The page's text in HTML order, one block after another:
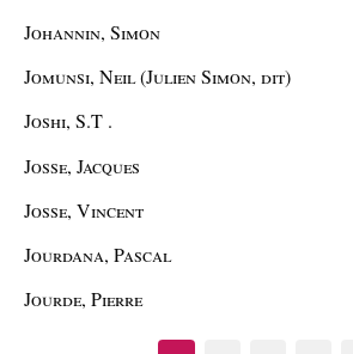
Johannin, Simon
Jomunsi, Neil (Julien Simon, dit)
Joshi, S.T .
Josse, Jacques
Josse, Vincent
Jourdana, Pascal
Jourde, Pierre